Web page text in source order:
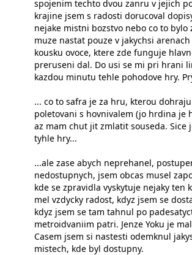
spojenim techto dvou zanru v jejich
krajine jsem s radosti dorucoval
nejake mistni bozstvo nebo co to
muze nastat pouze v jakychsi
kousku ovoce, ktere zde funguje
preruseni dal. Do usi se mi pri hrani
kazdou minutu tehle pohodove hry.
... co to safra je za hru, kterou
poletovani s hovnivalem (jo hrdina je
az mam chut jit zmlatit souseda. Sice
tyhle hry...
...ale zase abych neprehanel,
nedostupnych, jsem obcas musel
kde se zpravidla vyskytuje nejaky ten
mel vzdycky radost, kdyz jsem se
kdyz jsem se tam tahnul po
metroidvaniim patri. Jenze Yoku je
Casem jsem si nastesti odemknul
mistech, kde byl dostupny.